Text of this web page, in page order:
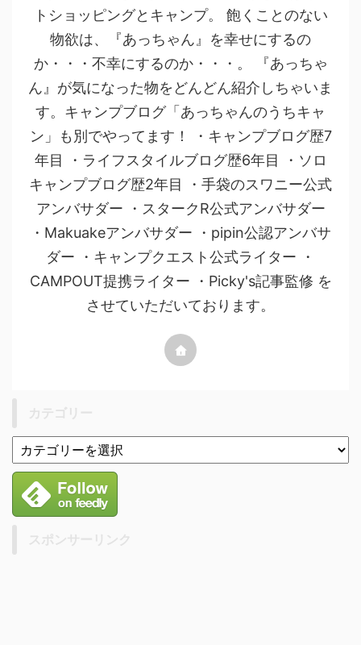
トショッピングとキャンプ。 飽くことのない
物欲は、『あっちゃん』を幸せにするの
か・・・不幸にするのか・・・。 『あっちゃ
ん』が気になった物をどんどん紹介しちゃいま
す。キャンプブログ「あっちゃんのうちキャ
ン」も別でやってます！ ・キャンプブログ歴7
年目 ・ライフスタイルブログ歴6年目 ・ソロ
キャンプブログ歴2年目 ・手袋のスワニー公式
アンバサダー ・スタークR公式アンバサダー
・Makuakeアンバサダー ・pipin公認アンバサ
ダー ・キャンプクエスト公式ライター ・
CAMPOUT提携ライター ・Picky's記事監修 を
させていただいております。